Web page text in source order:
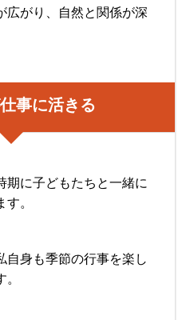
広がり、自然と関係が深
事に活きる
期に子どもたちと一緒に
。
自身も季節の行事を楽し